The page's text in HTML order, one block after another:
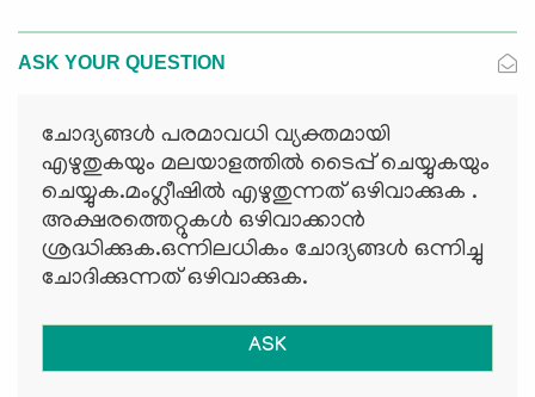
ASK YOUR QUESTION
ചോദ്യങ്ങള്‍ പരമാവധി വ്യക്തമായി
എഴുതുകയും മലയാളത്തില്‍ ടൈപ്പ് ചെയ്യുകയും
ചെയ്യുക.മംഗ്ലീഷില്‍ എഴുതുന്നത് ഒഴിവാക്കുക .
അക്ഷരത്തെറ്റുകള്‍ ഒഴിവാക്കാന്‍
ശ്രദ്ധിക്കുക.ഒന്നിലധികം ചോദ്യങ്ങള്‍ ഒന്നിച്ചു
ചോദിക്കുന്നത് ഒഴിവാക്കുക.
ASK